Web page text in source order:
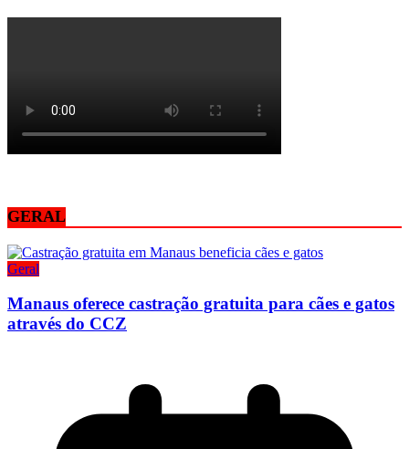
GERAL
Geral
Manaus oferece castração gratuita para cães e gatos
através do CCZ